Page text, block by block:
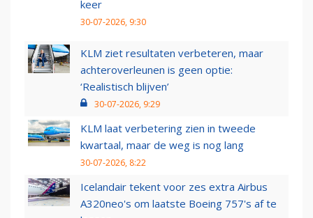
keer
30-07-2026, 9:30
KLM ziet resultaten verbeteren, maar
achteroverleunen is geen optie:
‘Realistisch blijven’
30-07-2026, 9:29
KLM laat verbetering zien in tweede
kwartaal, maar de weg is nog lang
30-07-2026, 8:22
Icelandair tekent voor zes extra Airbus
A320neo's om laatste Boeing 757's af te